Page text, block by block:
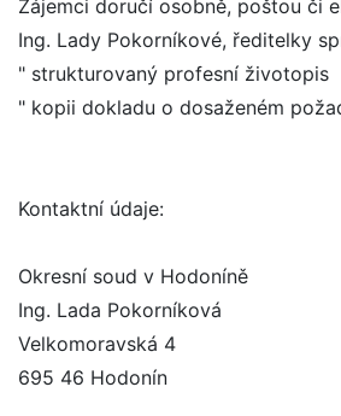
Zájemci doručí osobně, poštou či
Ing. Lady Pokorníkové, ředitelky
" strukturovaný profesní životopis
" kopii dokladu o dosaženém
Kontaktní údaje:
Okresní soud v Hodoníně
Ing. Lada Pokorníková
Velkomoravská 4
695 46 Hodonín